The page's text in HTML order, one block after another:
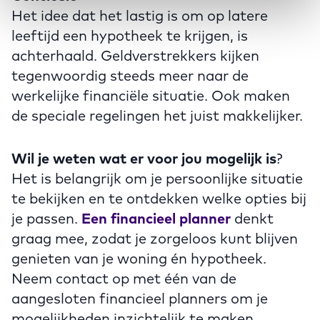
Het idee dat het lastig is om op latere
leeftijd een hypotheek te krijgen, is
achterhaald. Geldverstrekkers kijken
tegenwoordig steeds meer naar de
werkelijke financiële situatie. Ook maken
de speciale regelingen het juist makkelijker.
Wil je weten wat er voor jou mogelijk is?
Het is belangrijk om je persoonlijke situatie
te bekijken en te ontdekken welke opties bij
je passen. Een financieel planner denkt
graag mee, zodat je zorgeloos kunt blijven
genieten van je woning én hypotheek.
Neem contact op met één van de
aangesloten financieel planners om je